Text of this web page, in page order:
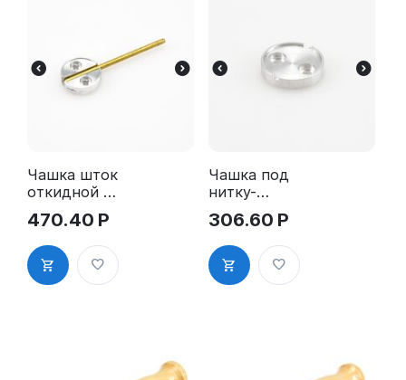
Чашка шток
откидной -
алюминий,
д. 25 мм
470.40 Р
Чашка под
нитку-
алюминий д
25 мм
306.60 Р